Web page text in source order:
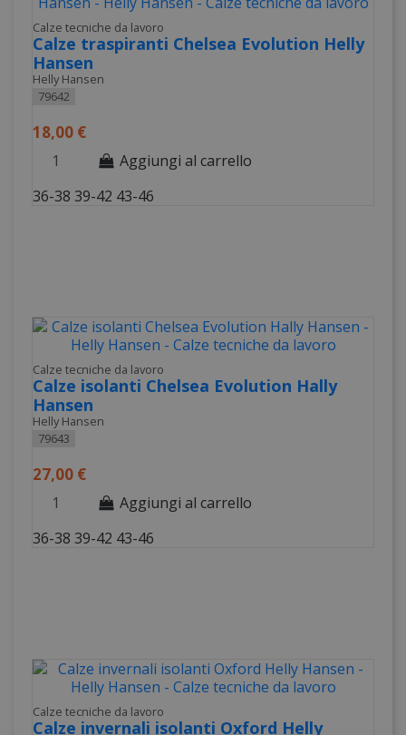
Calze tecniche da lavoro
Calze traspiranti Chelsea Evolution Helly
Hansen
Helly Hansen
79642
18,00 €
Aggiungi al carrello
36-38 39-42 43-46
Calze tecniche da lavoro
Calze isolanti Chelsea Evolution Hally
Hansen
Helly Hansen
79643
27,00 €
Aggiungi al carrello
36-38 39-42 43-46
Calze tecniche da lavoro
Calze invernali isolanti Oxford Helly